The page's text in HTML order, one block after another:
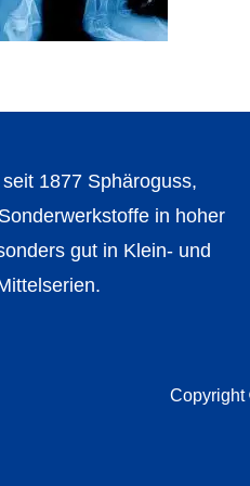
1877 Sphäroguss,
in hoher
gut in Klein- und
Copyright